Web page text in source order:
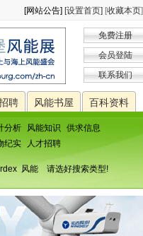
[网站公告] [设置首页] [收藏本页]
免费注册
会员登陆
联系我们
聘 风能书屋 百科资料
分析 风能知识
供求信息
纪实 人才招聘
风能 请选好搜索类型!